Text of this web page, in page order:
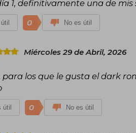
1, definitivamente una de
0 No es útil
Miércoles 29 de Abril, 2026
para los que le gusta el dark
útil 0 No es útil